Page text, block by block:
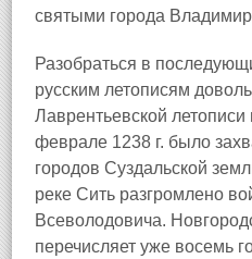
святыми города
Разобраться в
русским летописям
Лаврентьевской летописи
феврале 1238 г. было
городов Суздальской
реке Сить разгромлено
Всеволодовича.
перечисляет уже восемь